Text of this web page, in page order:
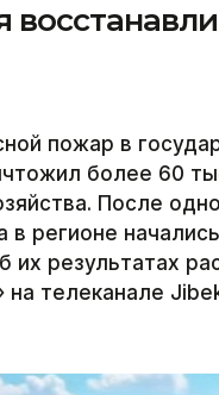
пожар в
более 60
После
в регионе
результатах
телеканале